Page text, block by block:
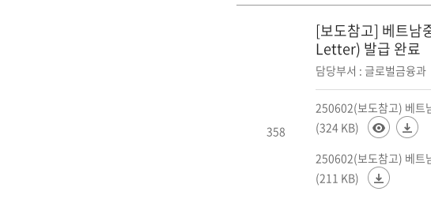
358
[보도참고] 베트남
Letter) 발급 완료
담당부서 : 글로벌금융과
250602(보도참고) 베트
(324 KB)
250602(보도참고) 베트
(211 KB)